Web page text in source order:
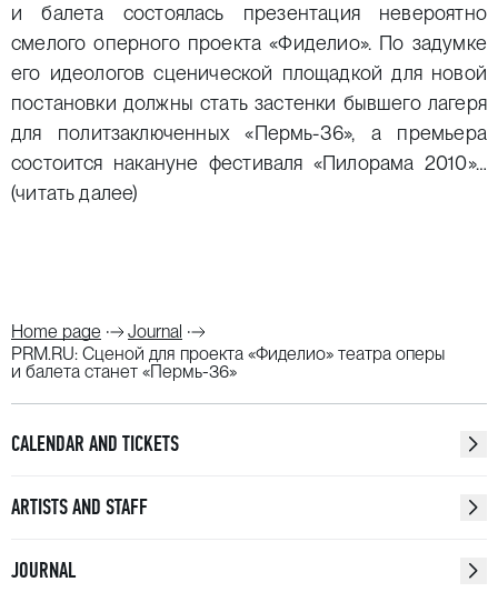
и балета состоялась презентация невероятно
смелого оперного проекта «Фиделио». По задумке
его идеологов сценической площадкой для новой
постановки должны стать застенки бывшего лагеря
для политзаключенных «Пермь-36», а премьера
состоится накануне фестиваля «Пилорама 2010»…
(читать далее)
Home page
Journal
PRM.RU: Сценой для проекта «Фиделио» театра оперы
и балета станет «Пермь-36»
CALENDAR AND TICKETS
ARTISTS AND STAFF
JOURNAL